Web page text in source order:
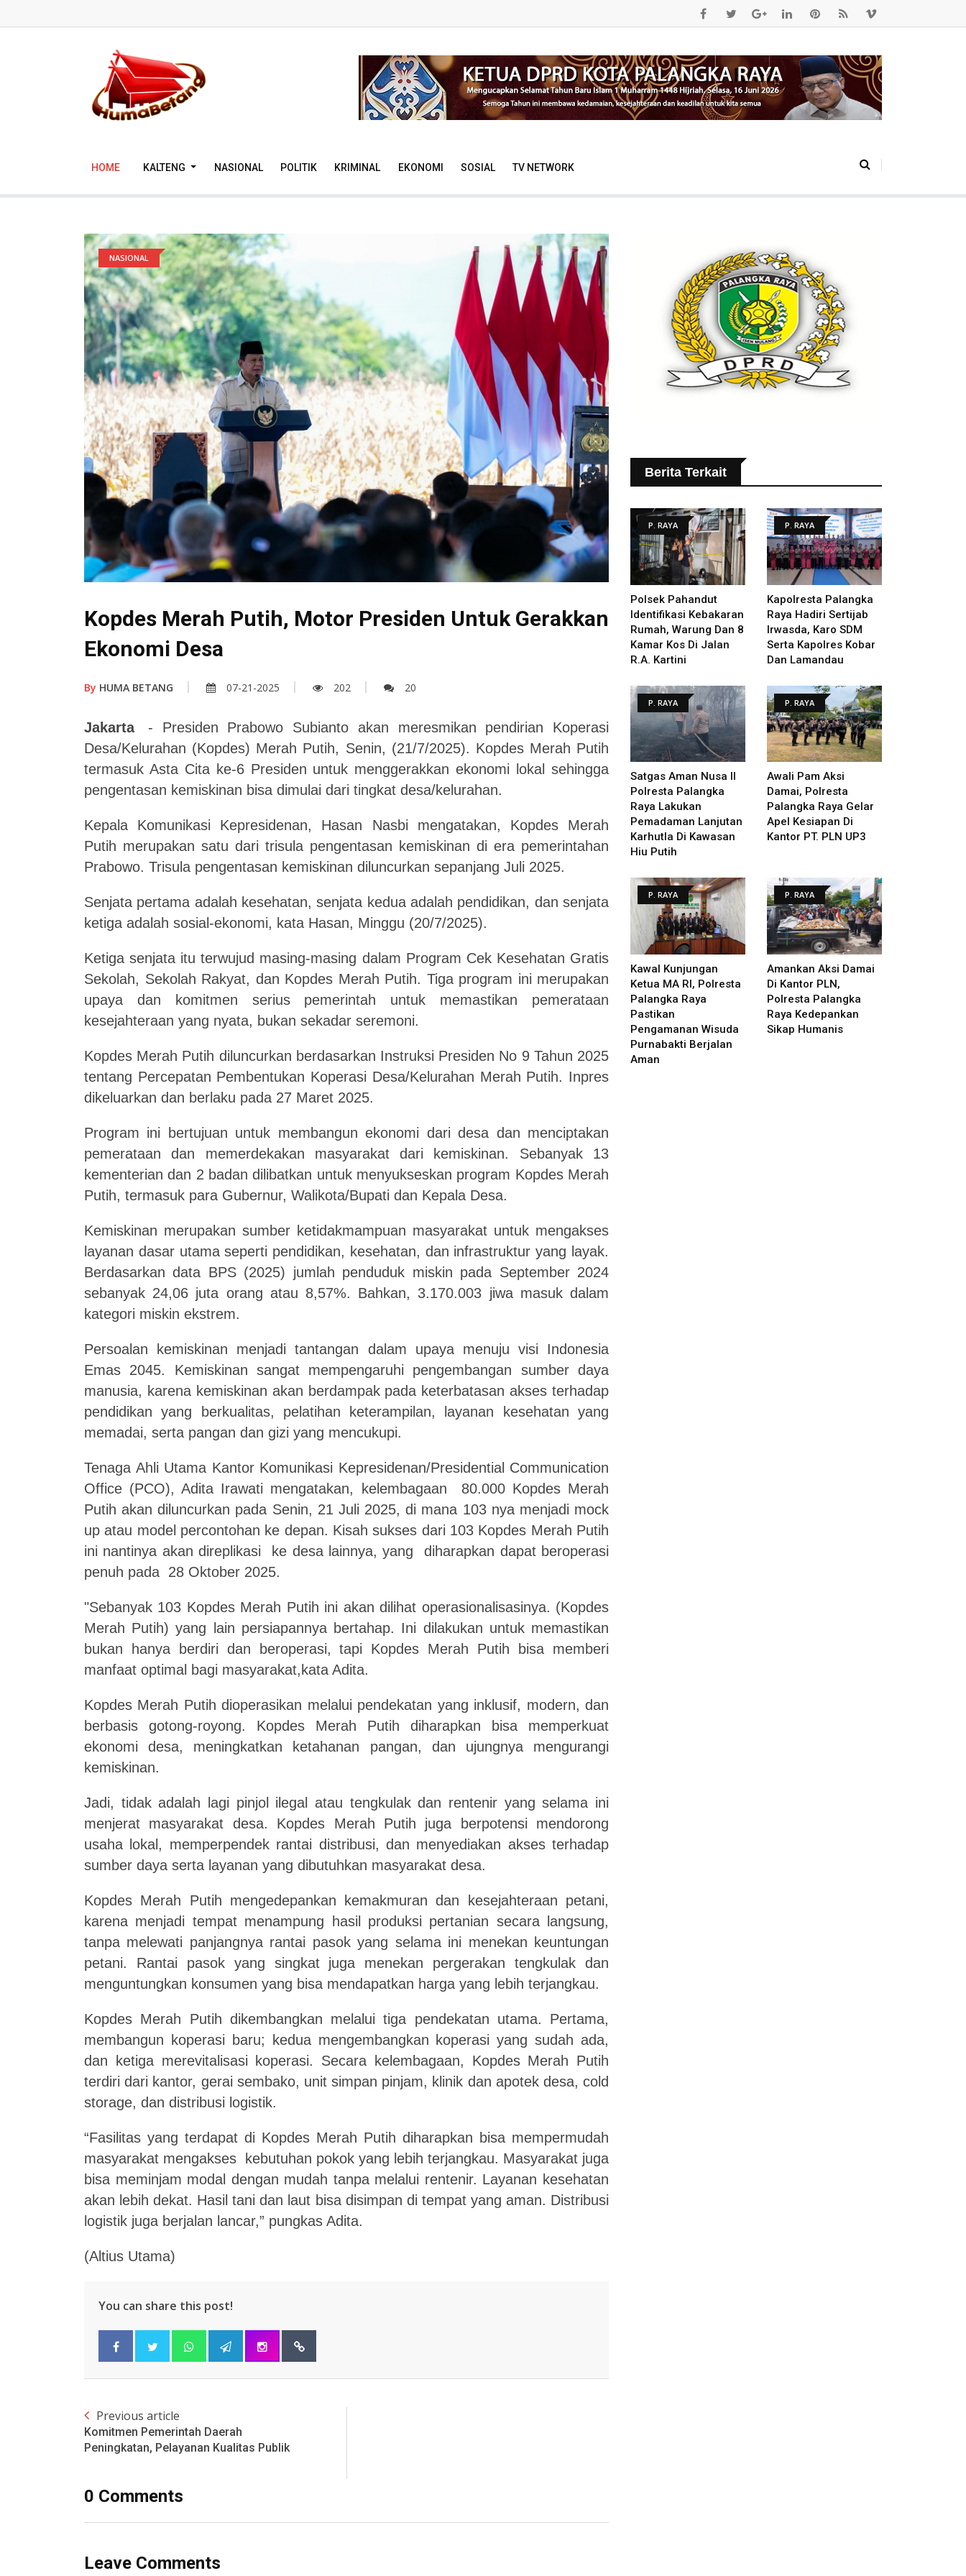
HOME KALTENG NASIONAL POLITIK KRIMINAL EKONOMI SOSIAL TV NETWORK
NASIONAL
Kopdes Merah Putih, Motor Presiden Untuk Gerakkan
Ekonomi Desa
By HUMA BETANG 07-21-2025 202 20
Jakarta
- Presiden Prabowo Subianto akan meresmikan pendirian Koperasi
Desa/Kelurahan (Kopdes) Merah Putih, Senin, (21/7/2025). Kopdes Merah Putih
termasuk Asta Cita ke-6 Presiden untuk menggerakkan ekonomi lokal sehingga
pengentasan kemiskinan bisa dimulai dari tingkat desa/kelurahan.
Kepala Komunikasi Kepresidenan, Hasan Nasbi mengatakan, Kopdes Merah
Putih merupakan satu dari trisula pengentasan kemiskinan di era pemerintahan
Prabowo. Trisula pengentasan kemiskinan diluncurkan sepanjang Juli 2025.
Senjata pertama adalah kesehatan, senjata kedua adalah pendidikan, dan senjata
ketiga adalah sosial-ekonomi, kata Hasan, Minggu (20/7/2025).
Ketiga senjata itu terwujud masing-masing dalam Program Cek Kesehatan Gratis
Sekolah, Sekolah Rakyat, dan Kopdes Merah Putih. Tiga program ini merupakan
upaya dan komitmen serius pemerintah untuk memastikan pemerataan
kesejahteraan yang nyata, bukan sekadar seremoni.
Kopdes Merah Putih diluncurkan berdasarkan Instruksi Presiden No 9 Tahun 2025
tentang Percepatan Pembentukan Koperasi Desa/Kelurahan Merah Putih. Inpres
dikeluarkan dan berlaku pada 27 Maret 2025.
Program ini bertujuan untuk membangun ekonomi dari desa dan menciptakan
pemerataan dan memerdekakan masyarakat dari kemiskinan. Sebanyak 13
kementerian dan 2 badan dilibatkan untuk menyukseskan program Kopdes Merah
Putih, termasuk para Gubernur, Walikota/Bupati dan Kepala Desa.
Kemiskinan merupakan sumber ketidakmampuan masyarakat untuk mengakses
layanan dasar utama seperti pendidikan, kesehatan, dan infrastruktur yang layak.
Berdasarkan data BPS (2025) jumlah penduduk miskin pada September 2024
sebanyak 24,06 juta orang atau 8,57%. Bahkan, 3.170.003 jiwa masuk dalam
kategori miskin ekstrem.
Persoalan kemiskinan menjadi tantangan dalam upaya menuju visi Indonesia
Emas 2045. Kemiskinan sangat mempengaruhi pengembangan sumber daya
manusia, karena kemiskinan akan berdampak pada keterbatasan akses terhadap
pendidikan yang berkualitas, pelatihan keterampilan, layanan kesehatan yang
memadai, serta pangan dan gizi yang mencukupi.
Tenaga Ahli Utama Kantor Komunikasi Kepresidenan/Presidential Communication
Office (PCO), Adita Irawati mengatakan, kelembagaan 80.000 Kopdes Merah
Putih akan diluncurkan pada Senin, 21 Juli 2025, di mana 103 nya menjadi mock
up atau model percontohan ke depan. Kisah sukses dari 103 Kopdes Merah Putih
ini nantinya akan direplikasi ke desa lainnya, yang diharapkan dapat beroperasi
penuh pada 28 Oktober 2025.
"Sebanyak 103 Kopdes Merah Putih ini akan dilihat operasionalisasinya. (Kopdes
Merah Putih) yang lain persiapannya bertahap. Ini dilakukan untuk memastikan
bukan hanya berdiri dan beroperasi, tapi Kopdes Merah Putih bisa memberi
manfaat optimal bagi masyarakat,kata Adita.
Kopdes Merah Putih dioperasikan melalui pendekatan yang inklusif, modern, dan
berbasis gotong-royong. Kopdes Merah Putih diharapkan bisa memperkuat
ekonomi desa, meningkatkan ketahanan pangan, dan ujungnya mengurangi
kemiskinan.
Jadi, tidak adalah lagi pinjol ilegal atau tengkulak dan rentenir yang selama ini
menjerat masyarakat desa. Kopdes Merah Putih juga berpotensi mendorong
usaha lokal, memperpendek rantai distribusi, dan menyediakan akses terhadap
sumber daya serta layanan yang dibutuhkan masyarakat desa.
Kopdes Merah Putih mengedepankan kemakmuran dan kesejahteraan petani,
karena menjadi tempat menampung hasil produksi pertanian secara langsung,
tanpa melewati panjangnya rantai pasok yang selama ini menekan keuntungan
petani. Rantai pasok yang singkat juga menekan pergerakan tengkulak dan
menguntungkan konsumen yang bisa mendapatkan harga yang lebih terjangkau.
Kopdes Merah Putih dikembangkan melalui tiga pendekatan utama. Pertama,
membangun koperasi baru; kedua mengembangkan koperasi yang sudah ada,
dan ketiga merevitalisasi koperasi. Secara kelembagaan, Kopdes Merah Putih
terdiri dari kantor, gerai sembako, unit simpan pinjam, klinik dan apotek desa, cold
storage, dan distribusi logistik.
“Fasilitas yang terdapat di Kopdes Merah Putih diharapkan bisa mempermudah
masyarakat mengakses kebutuhan pokok yang lebih terjangkau. Masyarakat juga
bisa meminjam modal dengan mudah tanpa melalui rentenir. Layanan kesehatan
akan lebih dekat. Hasil tani dan laut bisa disimpan di tempat yang aman. Distribusi
logistik juga berjalan lancar,” pungkas Adita.
(Altius Utama)
You can share this post!
Previous article
Komitmen Pemerintah Daerah
Peningkatan, Pelayanan Kualitas Publik
0 Comments
Leave Comments
Berita Terkait
P. RAYA
Polsek Pahandut
Identifikasi Kebakaran
Rumah, Warung Dan 8
Kamar Kos Di Jalan
R.A. Kartini
P. RAYA
Kapolresta Palangka
Raya Hadiri Sertijab
Irwasda, Karo SDM
Serta Kapolres Kobar
Dan Lamandau
P. RAYA
Satgas Aman Nusa II
Polresta Palangka
Raya Lakukan
Pemadaman Lanjutan
Karhutla Di Kawasan
Hiu Putih
P. RAYA
Awali Pam Aksi
Damai, Polresta
Palangka Raya Gelar
Apel Kesiapan Di
Kantor PT. PLN UP3
P. RAYA
Kawal Kunjungan
Ketua MA RI, Polresta
Palangka Raya
Pastikan
Pengamanan Wisuda
Purnabakti Berjalan
Aman
P. RAYA
Amankan Aksi Damai
Di Kantor PLN,
Polresta Palangka
Raya Kedepankan
Sikap Humanis